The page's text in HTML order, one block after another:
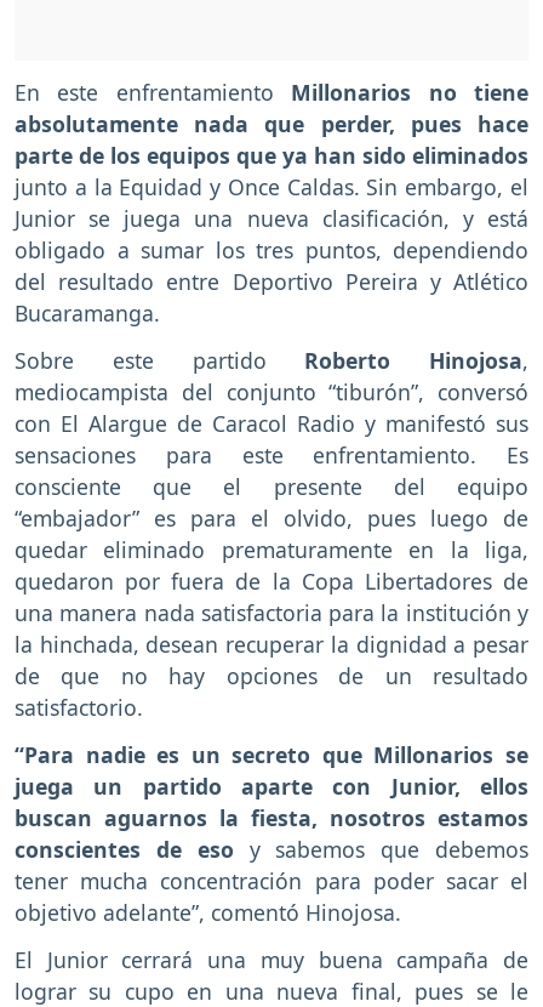
En este enfrentamiento Millonarios no tiene
absolutamente nada que perder, pues hace
parte de los equipos que ya han sido eliminados
junto a la Equidad y Once Caldas. Sin embargo, el
Junior se juega una nueva clasificación, y está
obligado a sumar los tres puntos, dependiendo
del resultado entre Deportivo Pereira y Atlético
Bucaramanga.
Sobre este partido Roberto Hinojosa,
mediocampista del conjunto “tiburón”, conversó
con El Alargue de Caracol Radio y manifestó sus
sensaciones para este enfrentamiento. Es
consciente que el presente del equipo
“embajador” es para el olvido, pues luego de
quedar eliminado prematuramente en la liga,
quedaron por fuera de la Copa Libertadores de
una manera nada satisfactoria para la institución y
la hinchada, desean recuperar la dignidad a pesar
de que no hay opciones de un resultado
satisfactorio.
“Para nadie es un secreto que Millonarios se
juega un partido aparte con Junior, ellos
buscan aguarnos la fiesta, nosotros estamos
conscientes de eso y sabemos que debemos
tener mucha concentración para poder sacar el
objetivo adelante”, comentó Hinojosa.
El Junior cerrará una muy buena campaña de
lograr su cupo en una nueva final, pues se le